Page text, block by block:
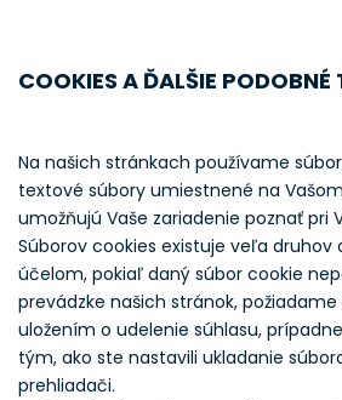
COOKIES A ĎALŠIE PODOBNÉ
Na našich stránkach používame
textové súbory umiestnené na
umožňujú Vaše zariadenie poznať pri
Súborov cookies existuje veľa druhov
účelom, pokiaľ daný súbor cookie
prevádzke našich stránok, požiadame
uložením o udelenie súhlasu,
tým, ako ste nastavili ukladanie
prehliadači.